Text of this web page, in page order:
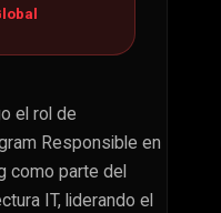
el rol de
Responsible en
como parte del
IT, liderando el